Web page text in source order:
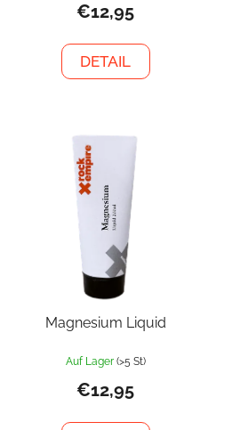
€12,95
DETAIL
Magnesium Liquid
Auf Lager (>5 St)
€12,95